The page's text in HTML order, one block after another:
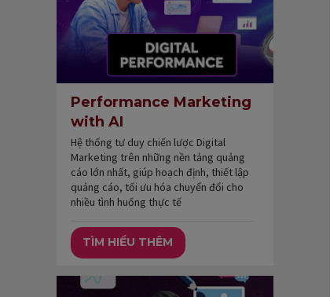
Hệ thống tư duy chiến lược Digital
Marketing trên những nền tảng quảng
cáo lớn nhất, giúp hoạch định, thiết lập
quảng cáo, tối ưu hóa chuyển đổi cho
nhiều tình huống thực tế
Performance Marketing
with AI
TÌM HIỂU THÊM